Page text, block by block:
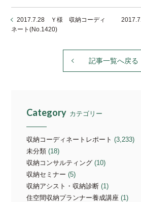
2017.7.28 Ｙ様 収納コーディ
ネート(No.1420)
記事一覧へ戻る
Category カテゴリー
収納コーディネートレポート (3,233)
未分類 (18)
収納コンサルティング (10)
収納セミナー (5)
収納アシスト・収納診断 (1)
住空間収納プランナー養成講座 (1)